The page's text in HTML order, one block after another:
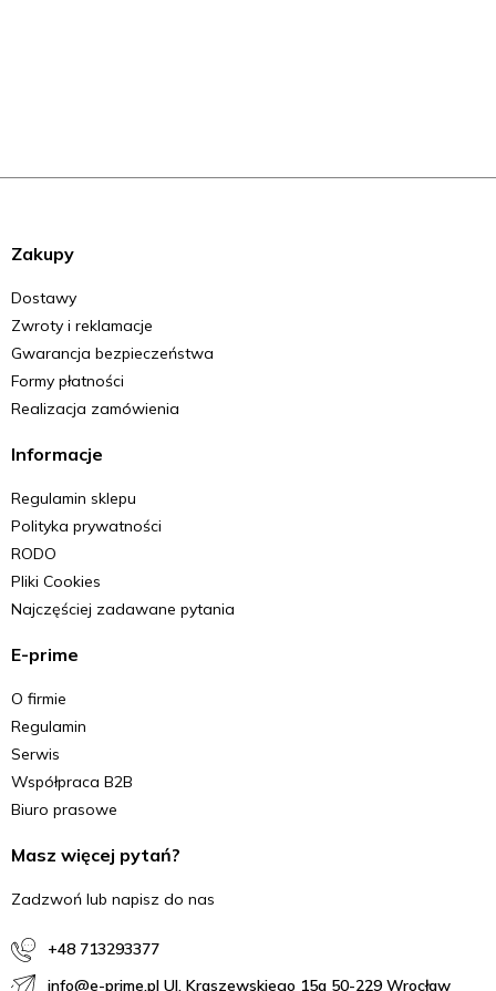
Zakupy
Dostawy
Zwroty i reklamacje
Gwarancja bezpieczeństwa
Formy płatności
Realizacja zamówienia
Informacje
Regulamin sklepu
Polityka prywatności
RODO
Pliki Cookies
Najczęściej zadawane pytania
E-prime
O firmie
Regulamin
Serwis
Współpraca B2B
Biuro prasowe
Masz więcej pytań?
Zadzwoń lub napisz do nas
+48 713293377
info@e-prime.pl Ul. Kraszewskiego 15a 50-229 Wrocław